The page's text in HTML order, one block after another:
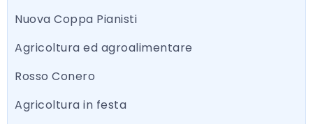
Nuova Coppa Pianisti
Agricoltura ed agroalimentare
Rosso Conero
Agricoltura in festa